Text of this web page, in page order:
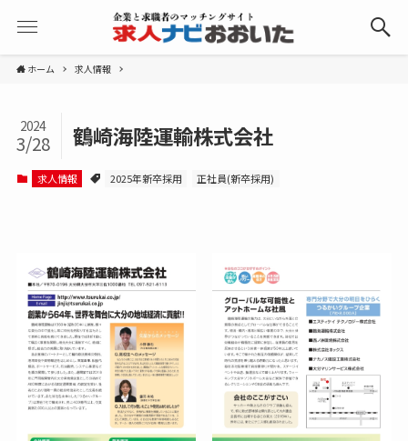
ホーム 求人情報
鶴崎海陸運輸株式会社
2024
3/28
求人情報 2025年新卒採用 正社員(新卒採用)